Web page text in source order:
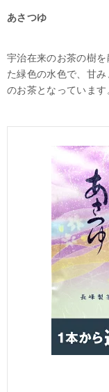
あさつゆ
宇治在来のお茶の樹
た緑色の水色で、甘
のお茶となっています